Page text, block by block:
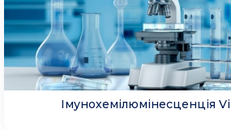
Імуноферментний